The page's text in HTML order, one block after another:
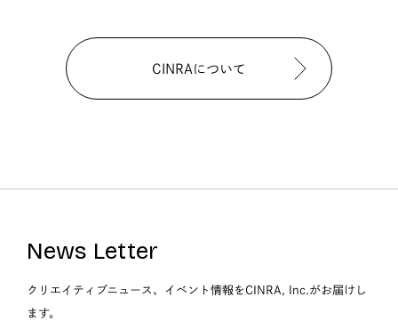
CINRAについて
News Letter
クリエイティブニュース、イベント情報をCINRA, Inc.がお届けし
ます。